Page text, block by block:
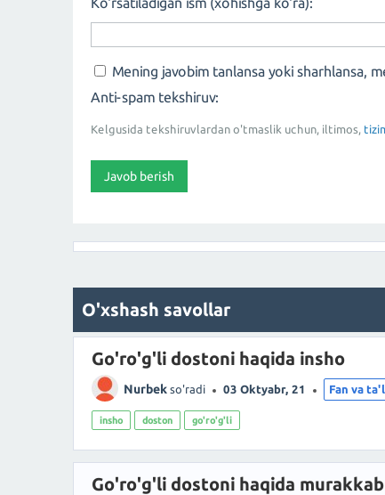
Mening javobim tanlansa yoki sharhlansa,
Anti-spam tekshiruv:
Kelgusida tekshiruvlardan o'tmaslik uchun, iltimos,
O'xshash savollar
Go'ro'g'li dostoni haqida insho
Nurbek so'radi 03 Oktyabr, 21 Fan va
insho doston go'ro'g'li
Go'ro'g'li dostoni haqida